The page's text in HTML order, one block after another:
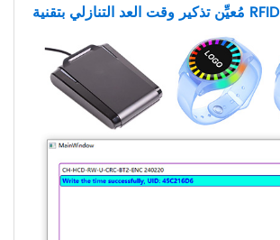
مُعيِّن تذكير وقت العد التنازلي بتقنية RFID